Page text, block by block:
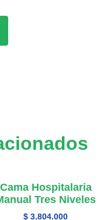
Cama Hospitalaria
Tres Niveles
$ 3.804.000